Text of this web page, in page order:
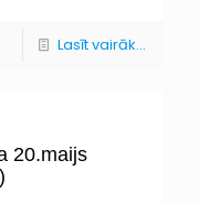
Lasīt vairāk...
20.maijs